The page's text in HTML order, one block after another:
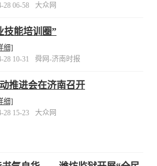
28 06-58
大众网
技能培训圈”
细]
28 10-31
舜网-济南时报
推进会在济南召开
细]
28 15-23
大众网